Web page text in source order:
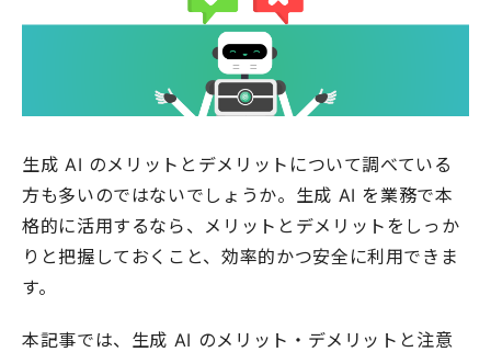
生成 AI のメリットとデメリットについて調べている
方も多いのではないでしょうか。生成 AI を業務で本
格的に活用するなら、メリットとデメリットをしっか
りと把握しておくこと、効率的かつ安全に利用できま
す。
本記事では、生成 AI のメリット・デメリットと注意